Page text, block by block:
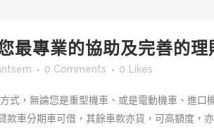
最專業的協助及完善的
0 Comments 0 Likes
式，無論您是重型機車、或是電動機車、進
款車分期車可借，其餘車款亦貨，可高額度